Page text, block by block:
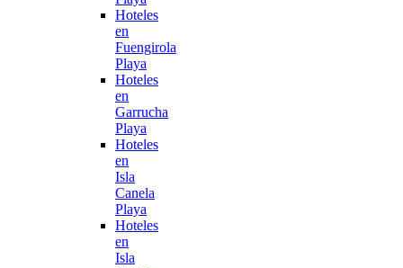
Hoteles
en
Fuengirola
Playa
Hoteles
en
Garrucha
Playa
Hoteles
en
Isla
Canela
Playa
Hoteles
en
Isla